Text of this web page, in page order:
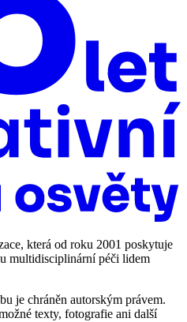
která od roku 2001 poskytuje
multidisciplinární péči lidem
je chráněn autorským právem.
texty, fotografie ani další